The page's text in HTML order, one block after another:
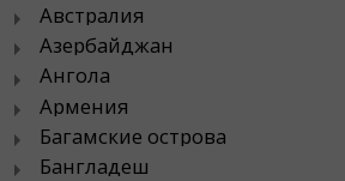
Австралия
Азербайджан
Ангола
Армения
Багамские острова
Бангладеш